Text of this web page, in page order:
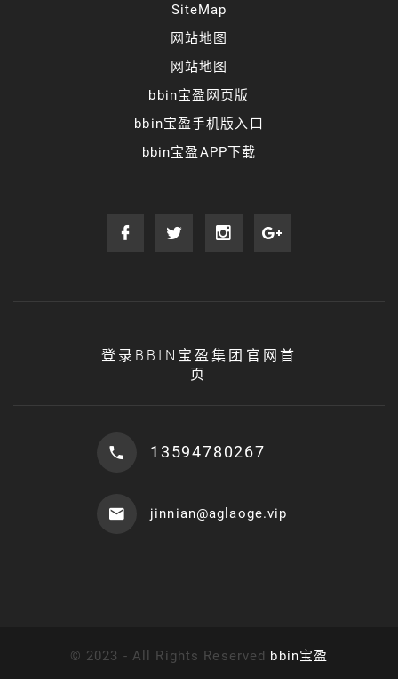
SiteMap
网站地图
网站地图
bbin宝盈网页版
bbin宝盈手机版入口
bbin宝盈APP下载
登录BBIN宝盈集团官网首
页
13594780267
jinnian@aglaoge.vip
© 2023 - All Rights Reserved bbin宝盈